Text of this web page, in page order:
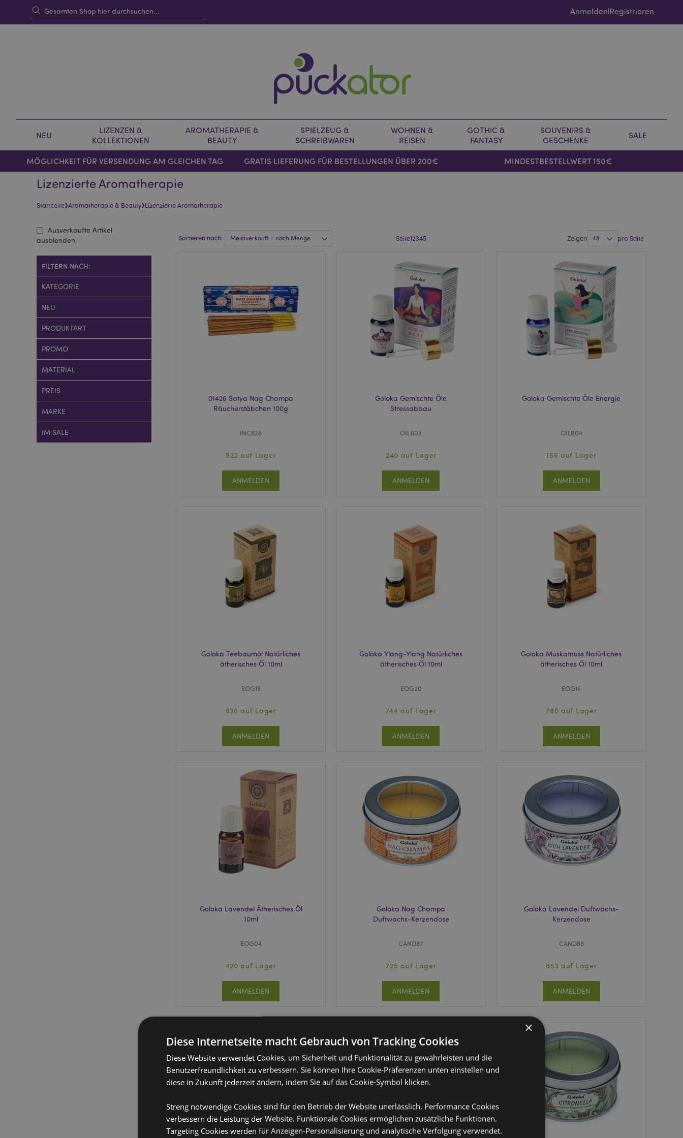
Anmelden|Registrieren
NEU
LIZENZEN &
KOLLEKTIONEN
AROMATHERAPIE &
BEAUTY
SPIELZEUG &
SCHREIBWAREN
WOHNEN &
REISEN
GOTHIC &
FANTASY
SOUVENIRS &
GESCHENKE
SALE
MÖGLICHKEIT FÜR VERSENDUNG AM GLEICHEN TAG GRATIS LIEFERUNG FÜR BESTELLUNGEN ÜBER 200€ MINDESTBESTELLWERT 150€
Lizenzierte Aromatherapie
Startseite›Aromatherapie & Beauty›Lizenzierte Aromatherapie
Sortieren nach: Seite12345 Zeigen pro Seite
01426 Satya Nag Champa
Räucherstäbchen 100g
INC828
822 auf Lager
ANMELDEN
Goloka Gemischte Öle
Stressabbau
OILB03
240 auf Lager
ANMELDEN
Goloka Gemischte Öle Energie
OILB04
156 auf Lager
ANMELDEN
Goloka Teebaumöl Natürliches
ätherisches Öl 10ml
EOG19
636 auf Lager
ANMELDEN
Goloka Ylang-Ylang Natürliches
ätherisches Öl 10ml
EOG20
744 auf Lager
ANMELDEN
Goloka Muskatnuss Natürliches
ätherisches Öl 10ml
EOG16
780 auf Lager
ANMELDEN
Goloka Lavendel Ätherisches Öl
10ml
EOG04
420 auf Lager
ANMELDEN
Goloka Nag Champa
Duftwachs-Kerzendose
CAND87
725 auf Lager
ANMELDEN
Goloka Lavendel Duftwachs-
Kerzendose
CAND88
853 auf Lager
ANMELDEN
Ausverkaufte Artikel
ausblenden
FILTERN NACH:
KATEGORIE
NEU
PRODUKTART
PROMO
MATERIAL
PREIS
MARKE
IM SALE
×
Diese Internetseite macht Gebrauch von Tracking Cookies
Diese Website verwendet Cookies, um Sicherheit und Funktionalität zu gewährleisten und die
Benutzerfreundlichkeit zu verbessern. Sie können Ihre Cookie-Präferenzen unten einstellen und
diese in Zukunft jederzeit ändern, indem Sie auf das Cookie-Symbol klicken.
Streng notwendige Cookies sind für den Betrieb der Website unerlässlich. Performance Cookies
verbessern die Leistung der Website. Funktionale Cookies ermöglichen zusätzliche Funktionen.
Targeting Cookies werden für Anzeigen-Personalisierung und analytische Verfolgung verwendet.